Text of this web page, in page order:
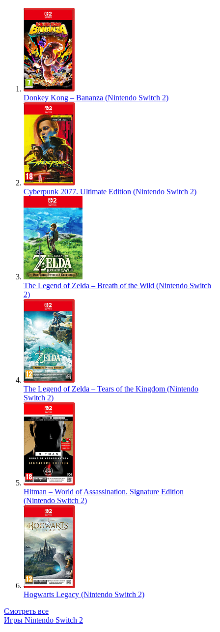
Donkey Kong – Bananza (Nintendo Switch 2)
Cyberpunk 2077. Ultimate Edition (Nintendo Switch 2)
The Legend of Zelda – Breath of the Wild (Nintendo Switch
2)
The Legend of Zelda – Tears of the Kingdom (Nintendo
Switch 2)
Hitman – World of Assassination. Signature Edition
(Nintendo Switch 2)
Hogwarts Legacy (Nintendo Switch 2)
Смотреть все
Игры Nintendo Switch 2